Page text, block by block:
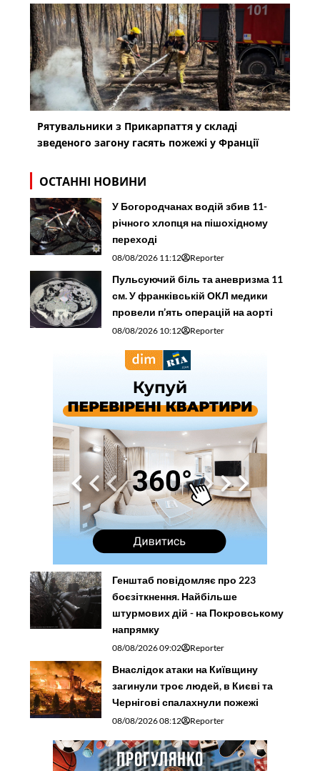
Рятувальники з Прикарпаття у складі
зведеного загону гасять пожежі у Франції
ОСТАННІ НОВИНИ
У Богородчанах водій збив 11-
річного хлопця на пішохідному
переході
08/08/2026 11:12 Reporter
Пульсуючий біль та аневризма 11
см. У франківській ОКЛ медики
провели п’ять операцій на аорті
08/08/2026 10:12 Reporter
Генштаб повідомляє про 223
боєзіткнення. Найбільше
штурмових дій - на Покровському
напрямку
08/08/2026 09:02 Reporter
Внаслідок атаки на Київщину
загинули троє людей, в Києві та
Чернігові спалахнули пожежі
08/08/2026 08:12 Reporter